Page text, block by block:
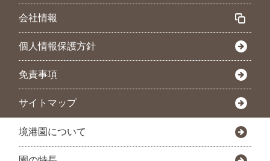
会社情報
個人情報保護方針
免責事項
サイトマップ
境港園について